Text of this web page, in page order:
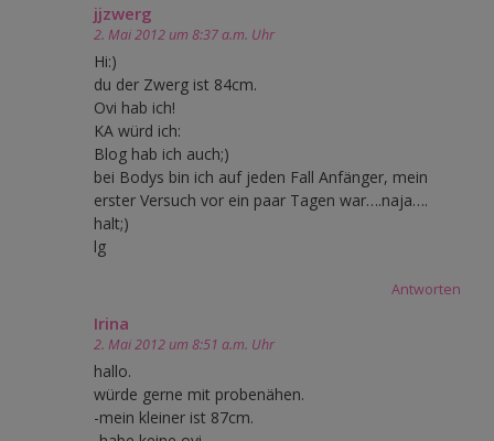
jjzwerg
2. Mai 2012 um 8:37 a.m. Uhr
Hi:)
du der Zwerg ist 84cm.
Ovi hab ich!
KA würd ich:
Blog hab ich auch;)
bei Bodys bin ich auf jeden Fall Anfänger, mein
erster Versuch vor ein paar Tagen war….naja….
halt;)
lg
Antworten
Irina
2. Mai 2012 um 8:51 a.m. Uhr
hallo.
würde gerne mit probenähen.
-mein kleiner ist 87cm.